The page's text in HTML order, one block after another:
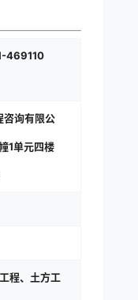
469110
咨询有限公
1单元四楼
程、土方工